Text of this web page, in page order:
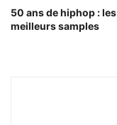
50 ans de hiphop : les
meilleurs samples